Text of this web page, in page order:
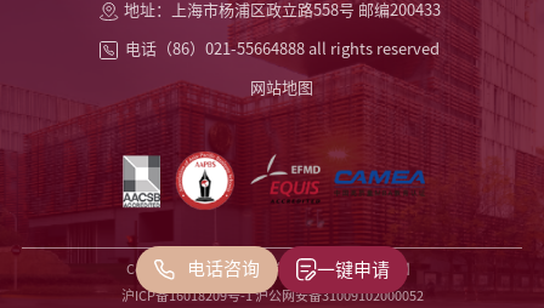
电话咨询 一键申请
地址：上海市杨浦区政立路558号 邮编200433
电话（86）021-55664888 all rights reserved
网站地图
Copyright2024©复旦大学管理学院【隐私条款】
沪ICP备16018209号-1 沪公网安备31009102000052